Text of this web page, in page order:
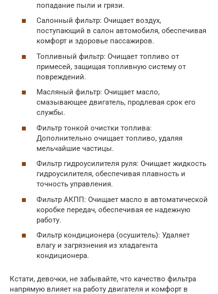
попадание пыли и грязи.
Салонный фильтр: Очищает воздух,
поступающий в салон автомобиля, обеспечивая
комфорт и здоровье пассажиров.
Топливный фильтр: Очищает топливо от
примесей, защищая топливную систему от
повреждений.
Масляный фильтр: Очищает масло,
смазывающее двигатель, продлевая срок его
службы.
Фильтр тонкой очистки топлива:
Дополнительно очищает топливо, удаляя
мельчайшие частицы.
Фильтр гидроусилителя руля: Очищает жидкость
гидроусилителя, обеспечивая плавность и
точность управления.
Фильтр АКПП: Очищает масло в автоматической
коробке передач, обеспечивая ее надежную
работу.
Фильтр кондиционера (осушитель): Удаляет
влагу и загрязнения из хладагента
кондиционера.
Кстати, девочки, не забывайте, что качество фильтра
напрямую влияет на работу двигателя и комфорт в